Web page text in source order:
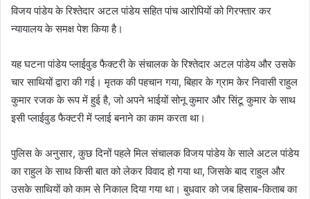
विजय पांडेय के रिश्तेदार अटल पांडेय सहित पांच आरोपियों को गिरफ्तार कर
न्यायालय के समक्ष पेश किया है।
यह घटना पांडेय प्लाईवुड फैक्टरी के संचालक के रिश्तेदार अटल पांडेय और उसके
चार साथियों द्वारा की गई। मृतक की पहचान गया, बिहार के ग्राम केर निवासी राहुल
कुमार रजक के रूप में हुई है, जो अपने भाईयों सोनू कुमार और सिंटू कुमार के साथ
इसी प्लाईवुड फैक्टरी में प्लाई बनाने का काम करता था।
पुलिस के अनुसार, कुछ दिनों पहले मिल संचालक विजय पांडेय के साले अटल पांडेय
का राहुल के साथ किसी बात को लेकर विवाद हो गया था, जिसके बाद राहुल और
उसके साथियों को काम से निकाल दिया गया था। बुधवार को जब हिसाब-किताब का